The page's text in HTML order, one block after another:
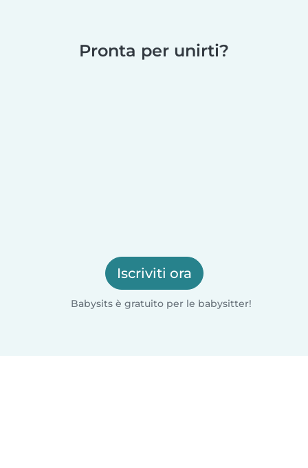
Pronta per unirti?
Iscriviti ora
Babysits è gratuito per le babysitter!